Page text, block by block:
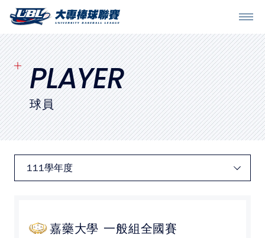
SITEMAP
首頁
球隊戰績
賽程表
球隊與球員
比賽場地
PLAYER
球員
嘉藥大學 一般組全國賽